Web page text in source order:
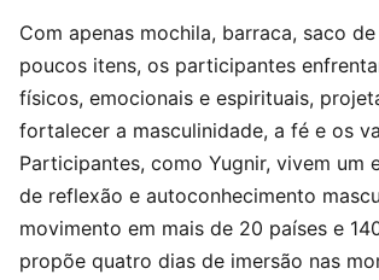
Com apenas mochila, barraca, saco
poucos itens, os participantes
físicos, emocionais e espirituais,
fortalecer a masculinidade, a fé e os
Participantes, como Yugnir, vivem um
de reflexão e autoconhecimento
movimento em mais de 20 países e
propõe quatro dias de imersão nas